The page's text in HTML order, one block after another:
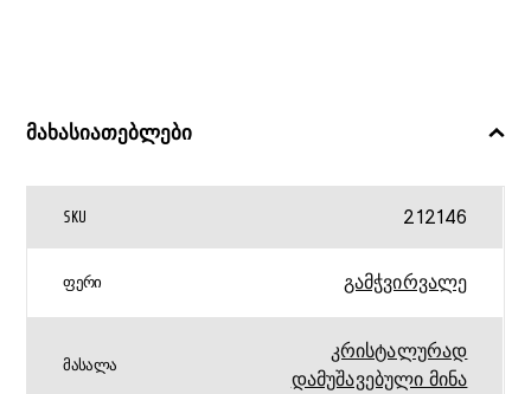
მახასიათებლები
SKU 212146
ᲤᲔᲠᲘ გამჭვირვალე
ᲛᲐᲡᲐᲚᲐ
კრისტალურად
დამუშავებული მინა